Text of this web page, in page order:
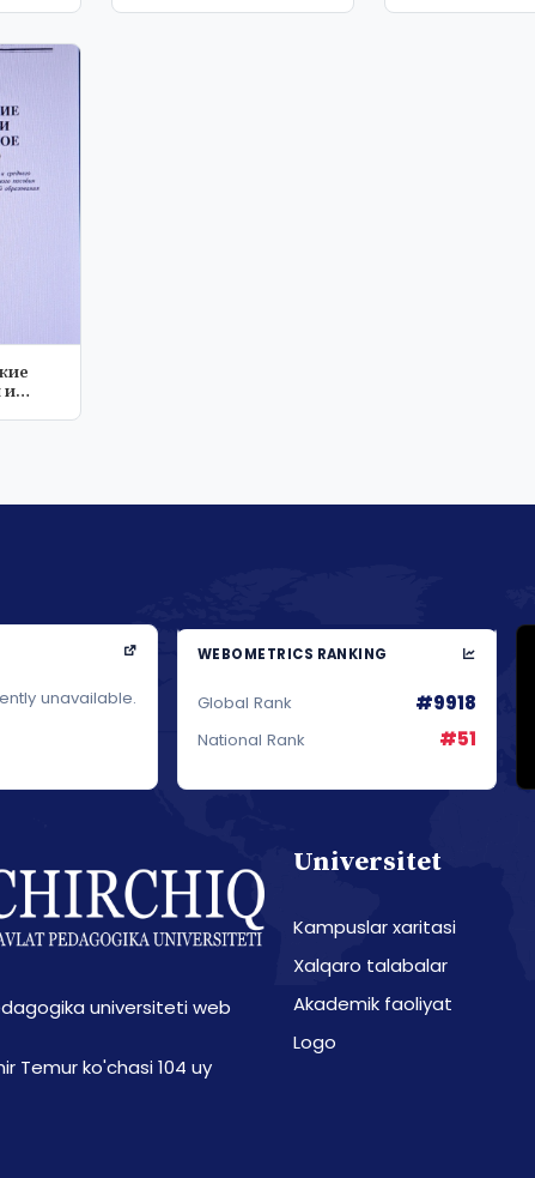
и
unavailable.
WEBOMETRICS RANKING
Global Rank #9918
National Rank #51
universiteti web
Temur ko'chasi 104 uy
Universitet
Kampuslar xaritasi
Xalqaro talabalar
Akademik faoliyat
Logo